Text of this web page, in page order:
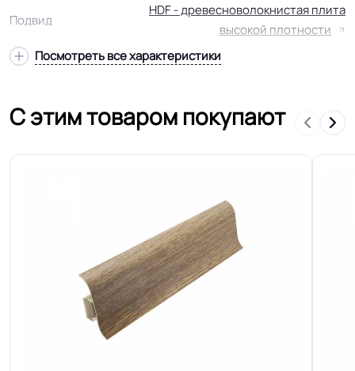
Подвид
HDF - древесноволокнистая плита
высокой плотности
Область применения
Ламинированные напольные
покрытия применяются для
отделки полов в жилых и
коммерческих помещениях с
различной степенью нагрузки и
Посмотреть все характеристики
С этим товаром покупают